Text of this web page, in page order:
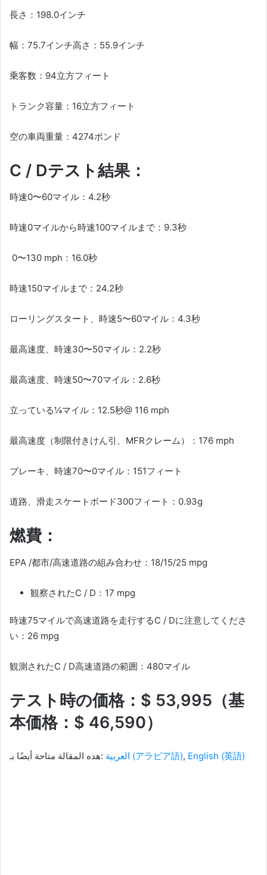
長さ：198.0インチ
幅：75.7インチ高さ：55.9インチ
乗客数：94立方フィート
トランク容量：16立方フィート
空の車両重量：4274ポンド
C / Dテスト結果：
時速0〜60マイル：4.2秒
時速0マイルから時速100マイルまで：9.3秒
0〜130 mph：16.0秒
時速150マイルまで：24.2秒
ローリングスタート、時速5〜60マイル：4.3秒
最高速度、時速30〜50マイル：2.2秒
最高速度、時速50〜70マイル：2.6秒
立っている¼マイル：12.5秒@ 116 mph
最高速度（制限付きけん引、MFRクレーム）：176 mph
ブレーキ、時速70〜0マイル：151フィート
道路、滑走スケートボード300フィート：0.93g
燃費：
EPA /都市/高速道路の組み合わせ：18/15/25 mpg
観察されたC / D：17 mpg
時速75マイルで高速道路を走行するC / Dに注意してくださ
い：26 mpg
観測されたC / D高速道路の範囲：480マイル
テスト時の価格：$ 53,995（基
本価格：$ 46,590）
هذه المقالة متاحة أيضًا بـ: العربية (アラビア語) English (英語)